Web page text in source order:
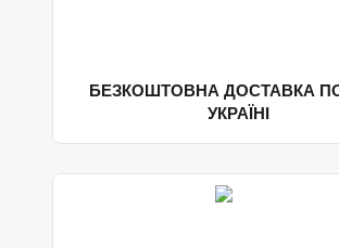
БЕЗКОШТОВНА ДОСТАВКА
УКРАЇНІ